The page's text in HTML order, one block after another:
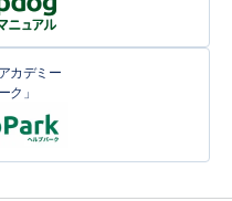
カデミー
ク」